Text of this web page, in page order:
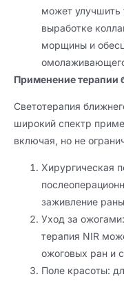
может улучшить
выработке
морщины и
Применение
Светотерапия
широкий спектр
включая, но не
Хирургическая
заживление
Уход за
терапия NIR
ожоговых ран и
Поле красоты: